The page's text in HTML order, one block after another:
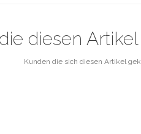
diesen
Kunden die sich diesen Artikel